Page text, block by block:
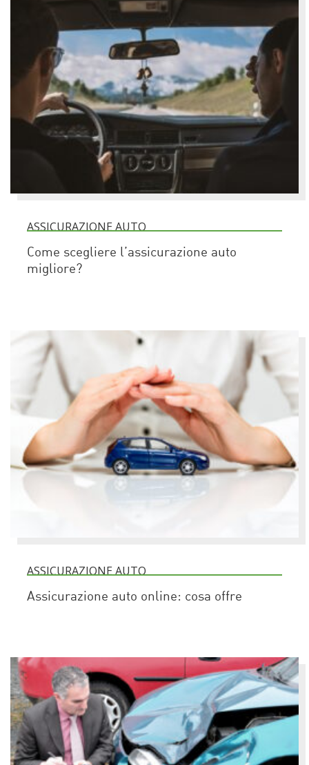
ASSICURAZIONE AUTO
Come scegliere l’assicurazione auto
migliore?
ASSICURAZIONE AUTO
Assicurazione auto online: cosa offre